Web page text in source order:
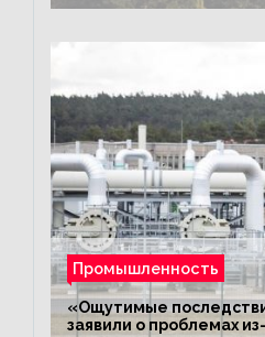
Промышленность
«Ощутимые
заявили о проблемах